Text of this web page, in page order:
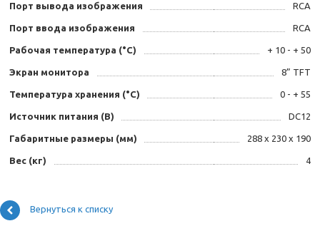
Порт вывода изображения RCA
Порт ввода изображения RCA
Рабочая температура (°С) + 10 - + 50
Экран монитора 8” TFT
Температура хранения (°С) 0 - + 55
Источник питания (В) DC12
Габаритные размеры (мм) 288 х 230 х 190
Вес (кг) 4
Вернуться к списку